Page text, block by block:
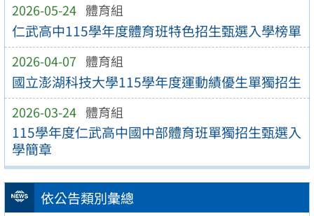
2026-05-24 體育組
仁武高中115學年度體育班特色招生甄選入學榜單
2026-04-07 體育組
國立澎湖科技大學115學年度運動績優生單獨招生
2026-03-24 體育組
115學年度仁武高中國中部體育班單獨招生甄選入
學簡章
依公告類別彙總